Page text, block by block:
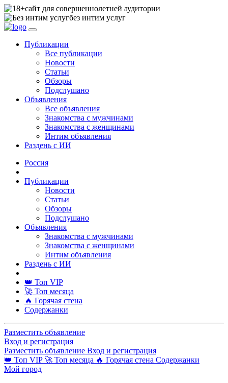
сайт для совершеннолетней аудитории
без интим услуг
Публикации
Все публикации
Новости
Статьи
Обзоры
Подслушано
Объявления
Все объявления
Знакомства с мужчинами
Знакомства с женщинами
Интим объявления
Раздень с ИИ
Россия
Публикации
Новости
Статьи
Обзоры
Подслушано
Объявления
Знакомства с мужчинами
Знакомства с женщинами
Интим объявления
Раздень с ИИ
👑 Топ VIP
🚀 Топ месяца
🔥 Горячая стена
Содержанки
Разместить объявление
Вход и регистрация
Разместить объявление Вход и регистрация
👑 Топ VIP 🚀 Топ месяца 🔥 Горячая стена Содержанки
Мой город